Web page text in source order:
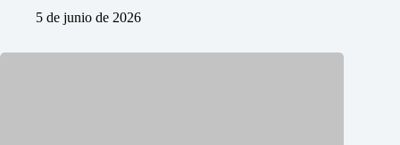
5 de junio de 2026